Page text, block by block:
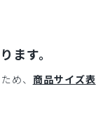
ます。
め、 商品サイズ表